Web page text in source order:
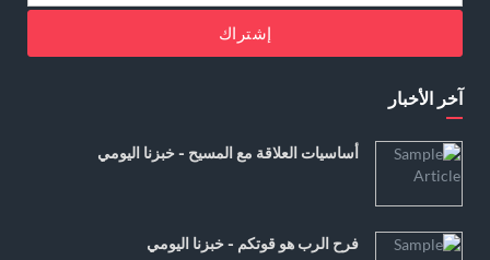
إشتراك
آخر الأخبار
أساسيات العلاقة مع المسيح - خبزنا اليومي
فرح الرب هو قوتكم - خبزنا اليومي